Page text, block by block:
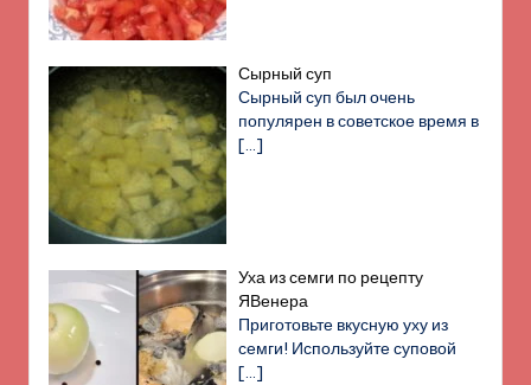
Сырный суп
Сырный суп был очень
популярен в советское время в
[…]
Уха из семги по рецепту
ЯВенера
Приготовьте вкусную уху из
семги! Используйте суповой
[…]